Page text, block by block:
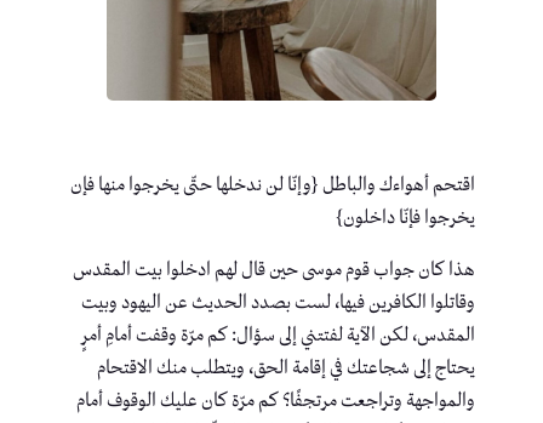
اقتحم أهواءك والباطل {وإنّا لن ندخلها حتّى يخرجوا منها فإن
يخرجوا فإنّا داخلون}
هذا كان جواب قوم موسى حين قال لهم ادخلوا بيت المقدس
وقاتلوا الكافرين فيها، لست بصدد الحديث عن اليهود وبيت
المقدس، لكن الآية لفتتني إلى سؤال: كم مرّة وقفت أمامِ أمرٍ
يحتاج إلى شجاعتك في إقامة الحق، ويتطلب منك الاقتحام
والمواجهة وتراجعت مرتجفًا؟ كم مرّة كان عليك الوقوف أمام